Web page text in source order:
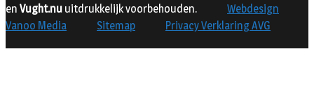
en Vught.nu uitdrukkelijk voorbehouden.
Webdesign
Vanoo Media
Sitemap Privacy Verklaring AVG